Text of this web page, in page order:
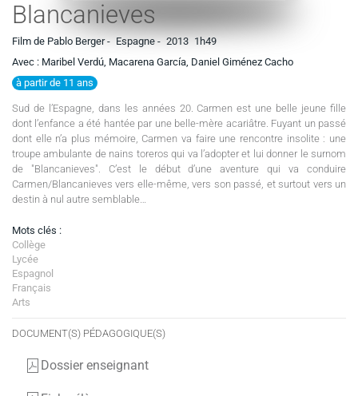
Blancanieves
Film de Pablo Berger - Espagne - 2013 1h49
Avec : Maribel Verdú, Macarena García, Daniel Giménez Cacho
à partir de 11 ans
Sud de l’Espagne, dans les années 20. Carmen est une belle jeune fille
dont l’enfance a été hantée par une belle-mère acariâtre. Fuyant un passé
dont elle n’a plus mémoire, Carmen va faire une rencontre insolite : une
troupe ambulante de nains toreros qui va l’adopter et lui donner le surnom
de "Blancanieves". C’est le début d’une aventure qui va conduire
Carmen/Blancanieves vers elle-même, vers son passé, et surtout vers un
destin à nul autre semblable…
Mots clés :
Collège
Lycée
Espagnol
Français
Arts
DOCUMENT(S) PÉDAGOGIQUE(S)
Dossier enseignant